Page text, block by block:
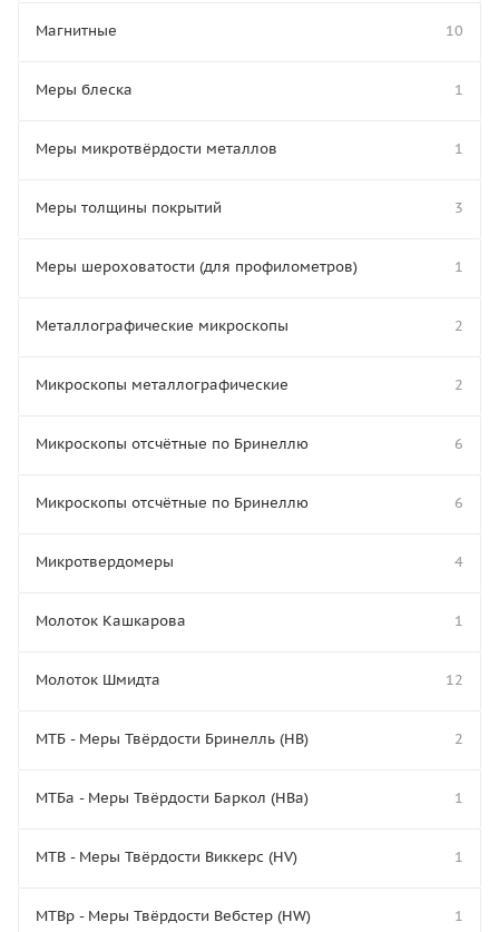
Магнитные 10
Меры блеска 1
Меры микротвёрдости металлов 1
Меры толщины покрытий 3
Меры шероховатости (для профилометров) 1
Металлографические микроскопы 2
Микроскопы металлографические 2
Микроскопы отсчётные по Бринеллю 6
Микроскопы отсчётные по Бринеллю 6
Микротвердомеры 4
Молоток Кашкарова 1
Молоток Шмидта 12
МТБ - Меры Твёрдости Бринелль (HB) 2
МТБа - Меры Твёрдости Баркол (HBa) 1
МТВ - Меры Твёрдости Виккерс (HV) 1
МТВр - Меры Твёрдости Вебстер (HW) 1